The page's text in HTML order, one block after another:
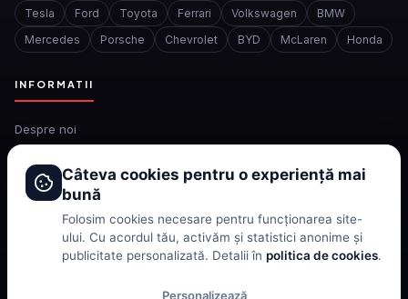
Tesla Ford Toyota Ferrari Volkswagen
BMW
Mercedes
Porsche Chevrolet BYD McLaren Honda
INFORMATII
Despre noi
Contact
Politica de cookies
Termeni si conditii
Câteva cookies pentru o experiență mai
bună
Folosim cookies necesare pentru funcționarea site-
ului. Cu acordul tău, activăm și statistici anonime și
publicitate personalizată. Detalii în politica de cookies.
Personalizează